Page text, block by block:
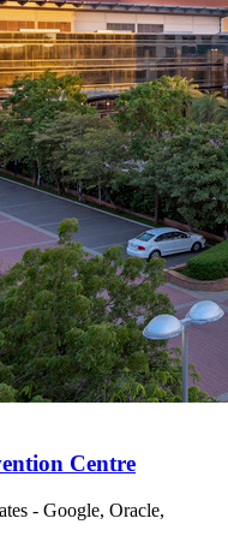
Centre
- Google, Oracle,